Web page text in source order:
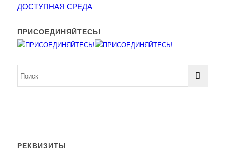
ДОСТУПНАЯ СРЕДА
ПРИСОЕДИНЯЙТЕСЬ!
РЕКВИЗИТЫ